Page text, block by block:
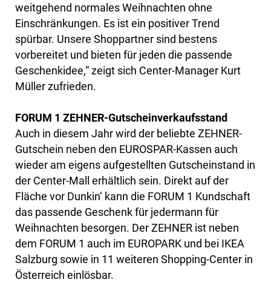
weitgehend normales Weihnachten ohne
Einschränkungen. Es ist ein positiver Trend
spürbar. Unsere Shoppartner sind bestens
vorbereitet und bieten für jeden die passende
Geschenkidee,“ zeigt sich Center-Manager Kurt
Müller zufrieden.
FORUM 1 ZEHNER-Gutscheinverkaufsstand
Auch in diesem Jahr wird der beliebte ZEHNER-
Gutschein neben den EUROSPAR-Kassen auch
wieder am eigens aufgestellten Gutscheinstand in
der Center-Mall erhältlich sein. Direkt auf der
Fläche vor Dunkin‘ kann die FORUM 1 Kundschaft
das passende Geschenk für jedermann für
Weihnachten besorgen. Der ZEHNER ist neben
dem FORUM 1 auch im EUROPARK und bei IKEA
Salzburg sowie in 11 weiteren Shopping-Center in
Österreich einlösbar.